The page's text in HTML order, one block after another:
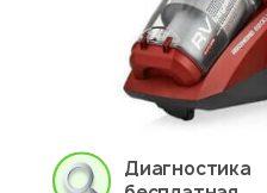
Диагностика